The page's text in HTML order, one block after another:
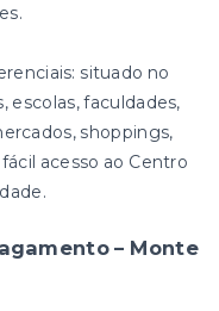
situado no
escolas, faculdades,
shoppings,
acesso ao Centro
– Monte